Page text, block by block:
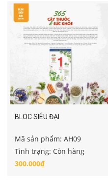
BLOC SIÊU ĐẠI
Mã sản phẩm: AH09
Tình trạng: Còn hàng
300.000₫